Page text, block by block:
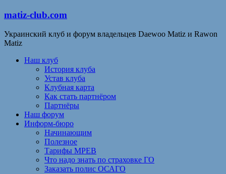
matiz-club.com
Украинский клуб и форум владельцев Daewoo Matiz и Rawon
Matiz
Наш клуб
История клуба
Устав клуба
Клубная карта
Как стать партнёром
Партнёры
Наш форум
Информ-бюро
Начинающим
Полезное
Тарифы МРЕВ
Что надо знать по страховке ГО
Заказать полис ОСАГО